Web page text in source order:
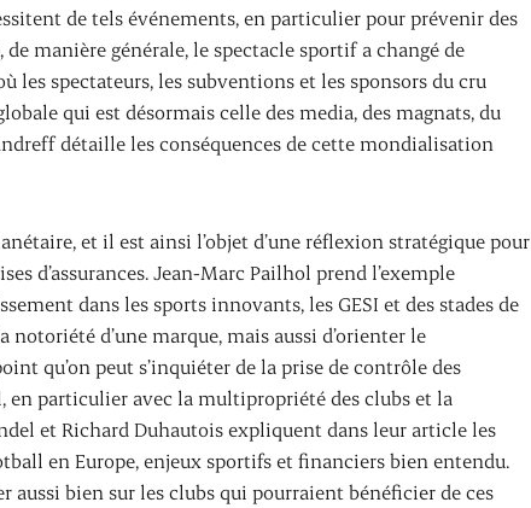
de tels événements, en particulier pour prévenir des
de manière générale, le spectacle sportif a changé de
les spectateurs, les subventions et les sponsors du cru
qui est désormais celle des media, des magnats, du
détaille les conséquences de cette mondialisation
et il est ainsi l’objet d’une réflexion stratégique pour
d’assurances. Jean-Marc Pailhol prend l’exemple
dans les sports innovants, les GESI et des stades de
d’une marque, mais aussi d’orienter le
qu’on peut s’inquiéter de la prise de contrôle des
particulier avec la multipropriété des clubs et la
et Richard Duhautois expliquent dans leur article les
en Europe, enjeux sportifs et financiers bien entendu.
aussi bien sur les clubs qui pourraient bénéficier de ces